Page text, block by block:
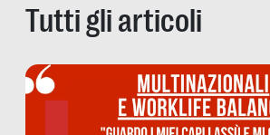
Tutti gli articoli